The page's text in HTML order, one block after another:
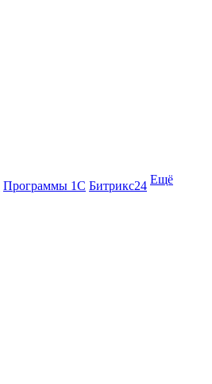
Программы 1С Битрикс24 Ещё